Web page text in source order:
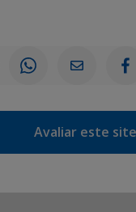
Avaliar este site